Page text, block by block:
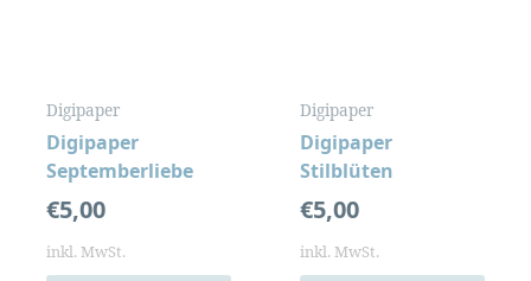
Digipaper
Digipaper
Septemberliebe
€5,00
inkl. MwSt.
Digipaper
Digipaper
Stilblüten
€5,00
inkl. MwSt.